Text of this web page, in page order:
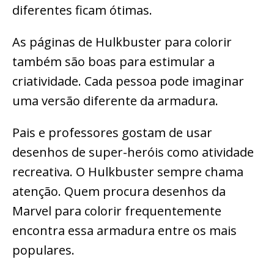
diferentes ficam ótimas.
As páginas de Hulkbuster para colorir
também são boas para estimular a
criatividade. Cada pessoa pode imaginar
uma versão diferente da armadura.
Pais e professores gostam de usar
desenhos de super-heróis como atividade
recreativa. O Hulkbuster sempre chama
atenção. Quem procura desenhos da
Marvel para colorir frequentemente
encontra essa armadura entre os mais
populares.